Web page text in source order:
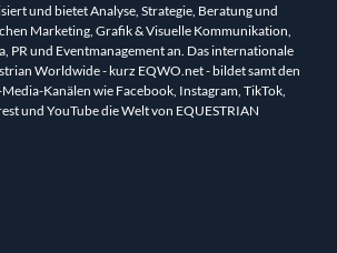
und bietet Analyse, Strategie, Beratung und
Marketing, Grafik & Visuelle Kommunikation,
PR und Eventmanagement an. Das internationale
Worldwide - kurz EQWO.net - bildet samt den
Kanälen wie Facebook, Instagram, TikTok,
und YouTube die Welt von EQUESTRIAN